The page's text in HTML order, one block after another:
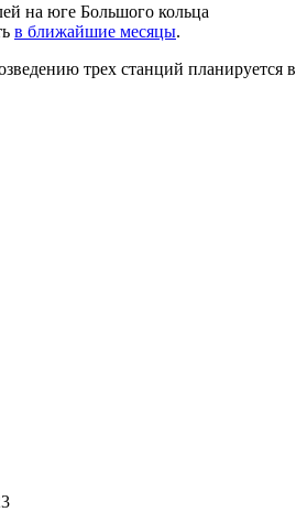
на юге Большого кольца
в ближайшие месяцы.
трех станций планируется в